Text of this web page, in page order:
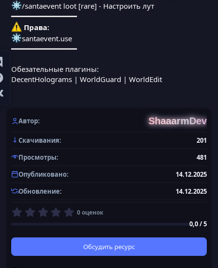
/santaevent loot [rare] - Настроить лут
━━━━━━━━━━━━━━━
Права:
santaevent.use
━━━━━━━━━━━━━━━
Обезательные плагины:
DecentHolograms | WorldGuard | WorldEdit
Автор ShaaarmDev
Скачивания
201
Просмотры
481
Опубликовано
14.12.2025
Обновление
14.12.2025
0
0
в
0 оценок
0,0 / 5
Обсудить ресурс